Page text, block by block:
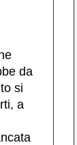
da
si
a